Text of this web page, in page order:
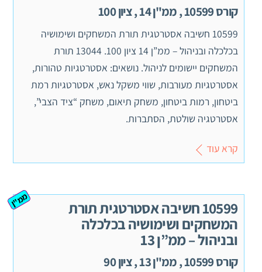
קורס 10599 , ממ"ן 14 , ציון 100
10599 חשיבה אסטרטגית תורת המשחקים ושימושיה
בכלכלה ובניהול – ממ”ן 14 ציון 100. 13044 תורת
המשחקים יישומים לניהול. נושאים: אסטרטגיות טהורות,
אסטרטגיות מעורבות, שווי משקל נאש, אסטרטגיות רמת
ביטחון, רמות ביטחון, משחק תיאום, משחק “ציד הצבי”,
אסטרטגיה שולטת, הסתברות.
קרא עוד
10599 חשיבה אסטרטגית תורת
המשחקים ושימושיה בכלכלה
ובניהול – ממ”ן 13
קורס 10599 , ממ"ן 13 , ציון 90
ממ"ן